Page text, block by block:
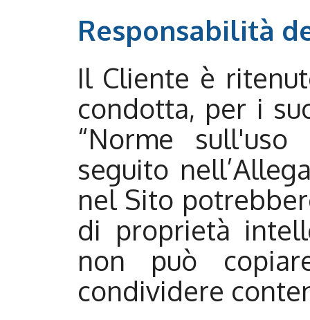
Responsabilità
Il Cliente è
condotta, per i
“Norme
seguito
nel Sito
di proprietà
non può
condividere